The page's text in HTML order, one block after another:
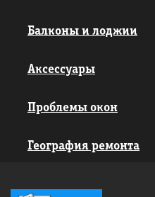
Балконы и лоджии
Аксессуары
Проблемы окон
География ремонта